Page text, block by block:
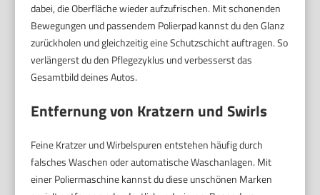
dabei, die Oberfläche wieder aufzufrischen. Mit schonenden
Bewegungen und passendem Polierpad kannst du den Glanz
zurückholen und gleichzeitig eine Schutzschicht auftragen. So
verlängerst du den Pflegezyklus und verbesserst das
Gesamtbild deines Autos.
Entfernung von Kratzern und Swirls
Feine Kratzer und Wirbelspuren entstehen häufig durch
falsches Waschen oder automatische Waschanlagen. Mit
einer Poliermaschine kannst du diese unschönen Marken